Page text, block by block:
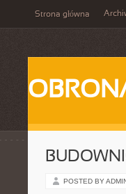
Strona główna
POSTED BY